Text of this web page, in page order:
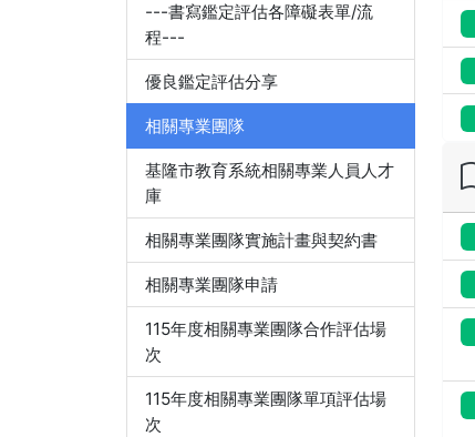
---書寫鑑定評估各障礙表單/流
程---
優良鑑定評估分享
相關專業團隊
基隆市教育系統相關專業人員人才
庫
相關專業團隊實施計畫與契約書
相關專業團隊申請
115年度相關專業團隊合作評估場
次
115年度相關專業團隊單項評估場
次